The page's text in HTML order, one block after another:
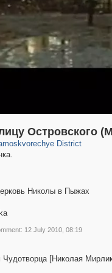
Островского
District
211
Николы в Пыжах
12 July 2010, 08:19
[Николая